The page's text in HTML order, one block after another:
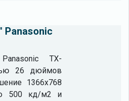
Panasonic
TX-
26 дюймов
1366x768
500 кд/м2 и